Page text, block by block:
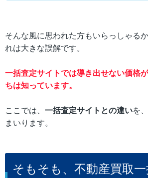
そんな風に思われた方もいらっしゃる
れは大きな誤解です。
一括査定サイトでは導き出せない価格
ちは知っています。
ここでは、 一括査定サイトとの違いを
まいります。
そもそも、不動産買取